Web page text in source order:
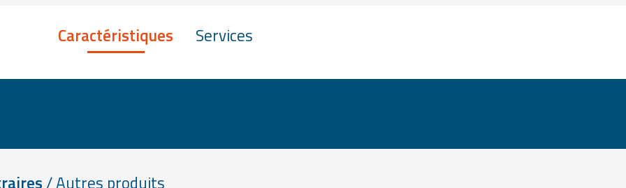
Caractéristiques Services
/ Autres produits